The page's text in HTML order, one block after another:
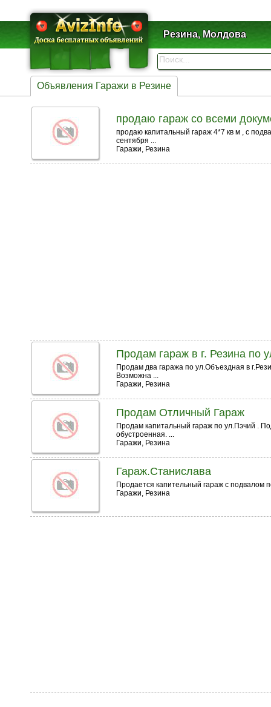
Резина, Молдова
Объявления Гаражи в Резине
продаю гараж со всеми
продаю капитальный гараж 4*7 кв м , с
сентября ...
Гаражи, Резина
Продам гараж в г. Резина по
Продам два гаража по ул.Объездная в
Возможна ...
Гаражи, Резина
Продам Отличный Гараж
Продам капитальный гараж по ул.Пэчий .
обустроенная. ...
Гаражи, Резина
Гараж.Станислава
Продается капительный гараж с
Гаражи, Резина